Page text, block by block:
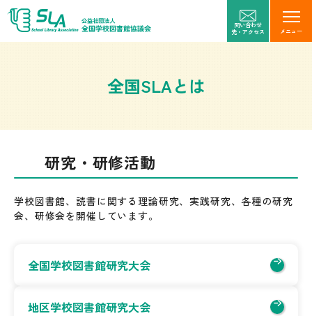
メニュー
問い合わせ
先・アクセス
全国SLAとは
研究・研修活動
学校図書館、読書に関する理論研究、実践研究、各種の研究
会、研修会を開催しています。
全国学校図書館研究大会
地区学校図書館研究大会